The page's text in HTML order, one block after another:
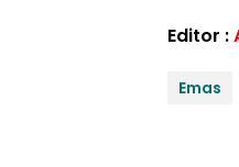
Editor :
Emas